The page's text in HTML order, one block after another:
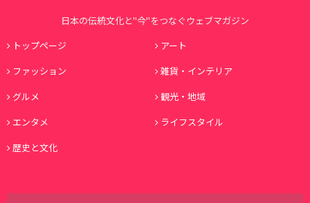
日本の伝統文化と"今"をつなぐウェブマガジン
トップページ
アート
ファッション
雑貨・インテリア
グルメ
観光・地域
エンタメ
ライフスタイル
歴史と文化